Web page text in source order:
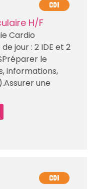
CDI
H/F
Cardio
jour : 2 IDE et 2
le
informations,
une
CDI